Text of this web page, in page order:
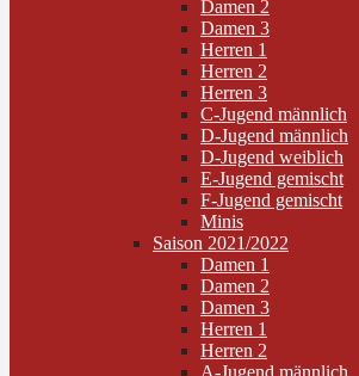
Damen 2
Damen 3
Herren 1
Herren 2
Herren 3
C-Jugend männlich
D-Jugend männlich
D-Jugend weiblich
E-Jugend gemischt
F-Jugend gemischt
Minis
Saison 2021/2022
Damen 1
Damen 2
Damen 3
Herren 1
Herren 2
A-Jugend männlich